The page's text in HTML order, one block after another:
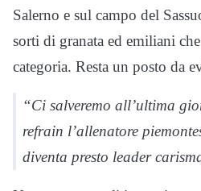
Salerno e sul campo del
sorti di granata ed emiliani
categoria. Resta un posto da
“Ci salveremo all’ultima
refrain l’allenatore
diventa presto leader